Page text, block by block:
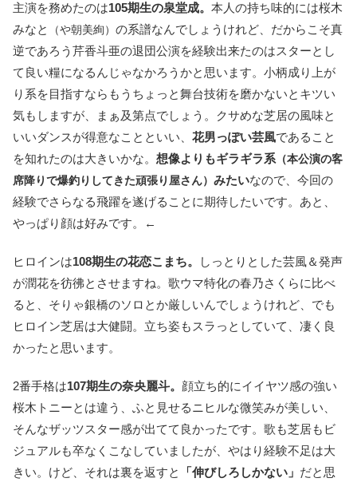
主演を務めたのは105期生の泉堂成。 本人の持ち味的には桜木
みなと
（や朝美絢） の系譜なんでしょうけれど、だからこそ真
逆であろう芹香斗亜の退団公演を経験出来たのはスターとし
て良い糧になるんじゃなかろうかと思います。小柄成り上が
り系を目指すならもうちょっと舞台技術を磨かないとキツい
気もしますが、まぁ及第点でしょう。クサめな芝居の風味と
いいダンスが得意なことといい、 花男っぽい芸風であること
を知れたのは大きいかな。 想像よりもギラギラ系（本公演の客
席降りで爆釣りしてきた頑張り屋さん） みたいなので、今回の
経験でさらなる飛躍を遂げることに期待したいです。あと、
やっぱり顔は好みです。←
ヒロインは108期生の花恋こまち。
しっとりとした芸風＆発声
が潤花を彷彿とさせますね。歌ウマ特化の春乃さくらに比べ
ると、そりゃ銀橋のソロとか厳しいんでしょうけれど、でも
ヒロイン芝居は大健闘。立ち姿もスラっとしていて、凄く良
かったと思います。
2番手格は107期生の奈央麗斗。 顔立ち的にイイヤツ感の強い
桜木トニーとは違う、ふと見せるニヒルな微笑みが美しい、
そんなザッツスター感が出てて良かったです。歌も芝居もビ
ジュアルも卒なくこなしていましたが、やはり経験不足は大
きい。けど、それは裏を返すと
「伸びしろしかない」 だと思